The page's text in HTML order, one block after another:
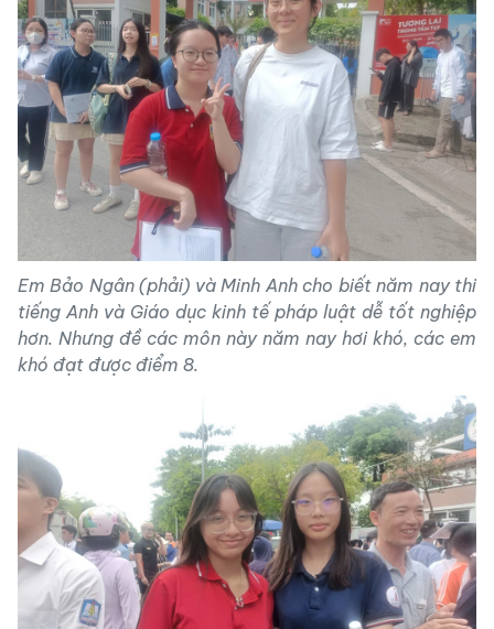
Em Bảo Ngân (phải) và Minh Anh cho biết năm nay thi
tiếng Anh và Giáo dục kinh tế pháp luật dễ tốt nghiệp
hơn. Nhưng đề các môn này năm nay hơi khó, các em
khó đạt được điểm 8.